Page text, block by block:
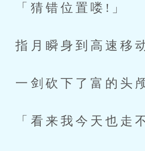
「猜错位置喽!」
指月瞬身到高速移
一剑砍下了富的头
「看来我今天也走不